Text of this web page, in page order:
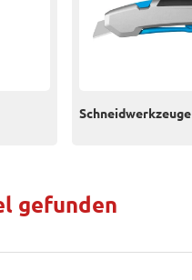
Schneidwerkzeuge
gefunden